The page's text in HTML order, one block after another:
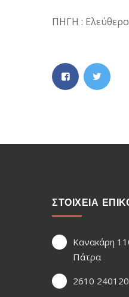
ΠΗΓΗ :
ΣΤΟΙΧΕΙΑ
Κανακάρη
Πάτρα
2610 240120